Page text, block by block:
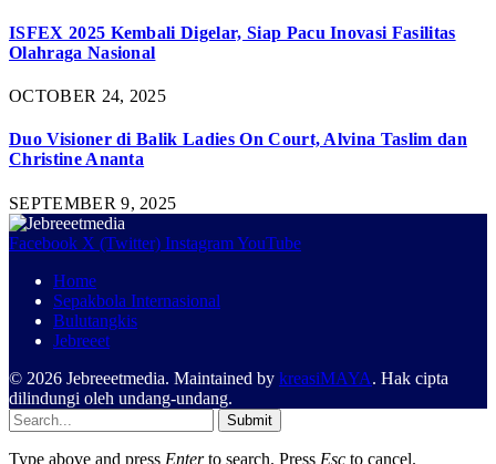
ISFEX 2025 Kembali Digelar, Siap Pacu Inovasi Fasilitas
Olahraga Nasional
OCTOBER 24, 2025
Duo Visioner di Balik Ladies On Court, Alvina Taslim dan
Christine Ananta
SEPTEMBER 9, 2025
Facebook X (Twitter) InstagramYouTube
Home
Sepakbola Internasional
Bulutangkis
Jebreeet
© 2026 Jebreeetmedia. Maintained by kreasiMAYA. Hak cipta
dilindungi oleh undang-undang.
Submit
Type above and press Enterto search. Press Esc to cancel.